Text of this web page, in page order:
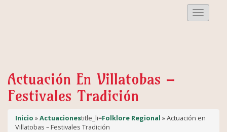
Menu
Actuación En Villatobas –
Festivales Tradición
Inicio »Actuacionestitle_li=Folklore Regional » Actuación en
Villatobas – Festivales Tradición